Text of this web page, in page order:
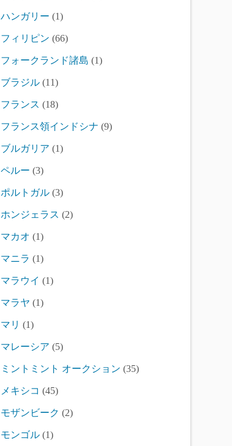
ハンガリー (1)
フィリピン (66)
フォークランド諸島 (1)
ブラジル (11)
フランス (18)
フランス領インドシナ (9)
ブルガリア (1)
ペルー (3)
ポルトガル (3)
ホンジェラス (2)
マカオ (1)
マニラ (1)
マラウイ (1)
マラヤ (1)
マリ (1)
マレーシア (5)
ミントミント オークション (35)
メキシコ (45)
モザンビーク (2)
モンゴル (1)